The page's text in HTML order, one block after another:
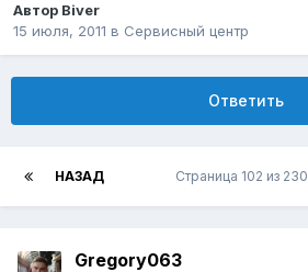
Автор Biver
15 июля, 2011 в Сервисный центр
Ответить
НАЗАД Страница 102 из 230
Gregory063